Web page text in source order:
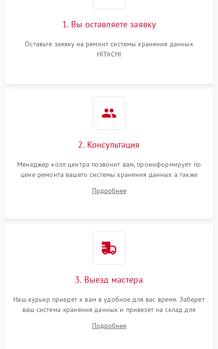
1000 ₽
Повреждение внутренних
проводов
500 ₽ Подробнее →
500 ₽
Неисправность системы
управления
2500 ₽ Подробнее →
Проблемы с заземлением 1000 ₽
2000 ₽
Повреждение кабелей
подключения
500 ₽ Подробнее →
1. Вы оставляете заявку
Оставьте заявку на ремонт системы хранения данных
HITACHI
2. Консультация
Менеджер колл центра позвонит вам, проинформирует по
цене ремонта вашего системы хранения данных а также
Подробнее
3. Выезд мастера
Наш курьер приедет к вам в удобное для вас время. Заберет
ваш система хранения данных и привезет на склад для
Подробнее